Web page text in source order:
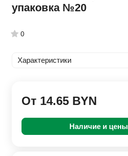
упаковка №20
0
Характеристики
От 14.65 BYN
Наличие и цены